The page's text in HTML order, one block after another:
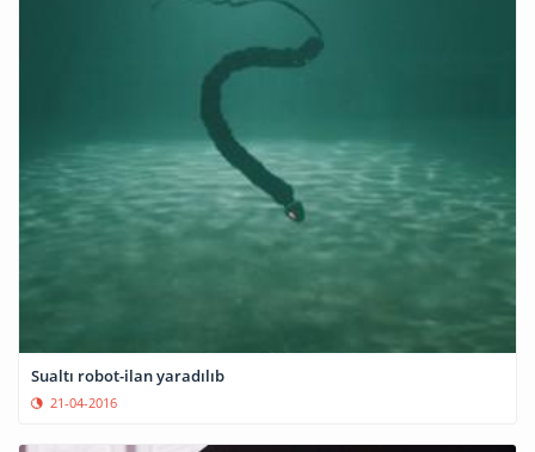
Sualtı robot-ilan yaradılıb
21-04-2016